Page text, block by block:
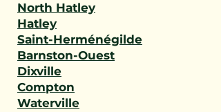
North Hatley
Hatley
Saint-Herménégilde
Barnston-Ouest
Dixville
Compton
Waterville